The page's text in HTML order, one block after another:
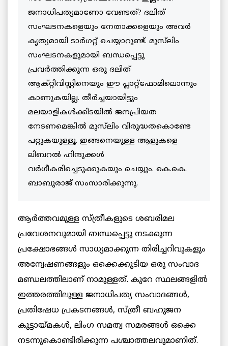
ജനാധിപത്യമാണോ വേണ്ടത്? ദലിത്
സംഘടനകളെയും നേതാക്കളെയും അവർ
കൃത്യമായി ടാർഗറ്റ് ചെയ്യാറുണ്ട്. മുസ്‌ലിം
സംഘടനകളുമായി ബന്ധപ്പെട്ടു
പ്രവർത്തിക്കുന്ന ഒരു ദലിത്
ആക്റ്റിവിസ്റ്റിനെയും ഈ പ്ലാറ്റ്‌ഫോമിലൊന്നും
കാണുകയില്ല. തീർച്ചയായിട്ടും
മലയാളികൾക്കിടയിൽ ജനപ്രിയത
നേടണമെങ്കിൽ മുസ്‌ലിം വിരുദ്ധതകൊണ്ടേ
പറ്റുകയുള്ളൂ. ഇങ്ങനെയുള്ള ആളുകളെ
ലിബറൽ ഹിന്ദുക്കൾ
വർഗീകരിച്ചെടുക്കുകയും ചെയ്യും. കെ.കെ.
ബാബുരാജ്‌ സംസാരിക്കുന്നു.
ആർത്തവമുള്ള സ്ത്രീകളുടെ ശബരിമല
പ്രവേശനവുമായി ബന്ധപ്പെട്ടു നടക്കുന്ന
പ്രക്ഷോഭങ്ങൾ സാധ്യമാക്കുന്ന തിരിച്ചറിവുകളും
അന്വേഷണങ്ങളും ഒക്കെക്കൂടിയ ഒരു സംവാദ
മണ്ഡലത്തിലാണ് നാമുള്ളത്. കുറേ സ്ഥലങ്ങളിൽ
ഇത്തരത്തിലുള്ള ജനാധിപത്യ സംവാദങ്ങൾ,
പ്രതിഷേധ പ്രകടനങ്ങൾ, സ്ത്രീ ബഹുജന
കൂട്ടായ്മകൾ, ലിംഗ സമത്വ സമരങ്ങൾ ഒക്കെ
നടന്നുകൊണ്ടിരിക്കുന്ന പശ്ചാത്തലവുമാണിത്.